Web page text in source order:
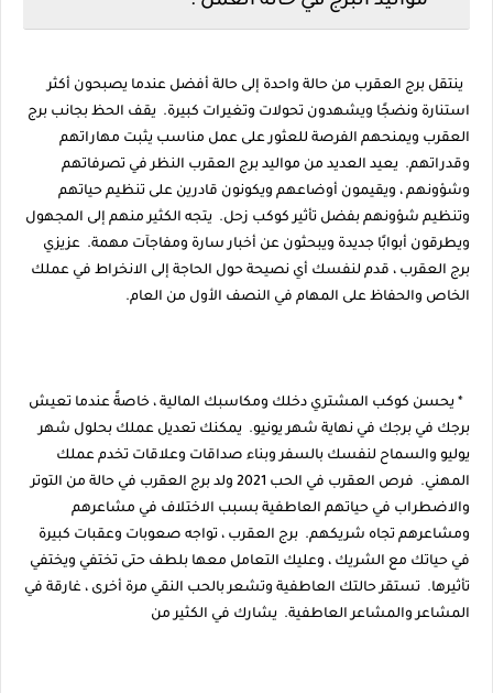
ينتقل برج العقرب من حالة واحدة إلى حالة أفضل عندما يصبحون أكثر
استنارة ونضجًا ويشهدون تحولات وتغيرات كبيرة. يقف الحظ بجانب برج
العقرب ويمنحهم الفرصة للعثور على عمل مناسب يثبت مهاراتهم
وقدراتهم. يعيد العديد من مواليد برج العقرب النظر في تصرفاتهم
وشؤونهم ، ويقيمون أوضاعهم ويكونون قادرين على تنظيم حياتهم
وتنظيم شؤونهم بفضل تأثير كوكب زحل. يتجه الكثير منهم إلى المجهول
ويطرقون أبوابًا جديدة ويبحثون عن أخبار سارة ومفاجآت مهمة. عزيزي
برج العقرب ، قدم لنفسك أي نصيحة حول الحاجة إلى الانخراط في عملك
الخاص والحفاظ على المهام في النصف الأول من العام.
* يحسن كوكب المشتري دخلك ومكاسبك المالية ، خاصةً عندما تعيش
برجك في برجك في نهاية شهر يونيو. يمكنك تعديل عملك بحلول شهر
يوليو والسماح لنفسك بالسفر وبناء صداقات وعلاقات تخدم عملك
المهني. فرص العقرب في الحب 2021 ولد برج العقرب في حالة من التوتر
والاضطراب في حياتهم العاطفية بسبب الاختلاف في مشاعرهم
ومشاعرهم تجاه شريكهم. برج العقرب ، تواجه صعوبات وعقبات كبيرة
في حياتك مع الشريك ، وعليك التعامل معها بلطف حتى تختفي ويختفي
تأثيرها. تستقر حالتك العاطفية وتشعر بالحب النقي مرة أخرى ، غارقة في
المشاعر والمشاعر العاطفية. يشارك في الكثير من